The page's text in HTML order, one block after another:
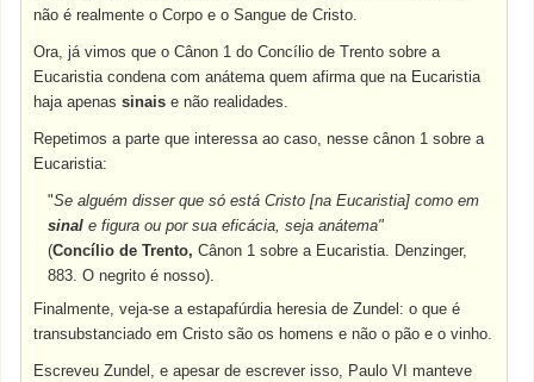
não é realmente o Corpo e o Sangue de Cristo.
Ora, já vimos que o Cânon 1 do Concílio de Trento sobre a
Eucaristia condena com anátema quem afirma que na Eucaristia
haja apenassinais e não realidades.
Repetimos a parte que interessa ao caso, nesse cânon 1 sobre a
Eucaristia:
"Se alguém disser que só está Cristo [na Eucaristia] como em
sinal e figura ou por sua eficácia, seja anátema"
(Concílio de Trento,Cânon 1 sobre a Eucaristia. Denzinger,
883. O negrito é nosso).
Finalmente, veja-se a estapafúrdia heresia de Zundel: o que é
transubstanciado em Cristo são os homens e não o pão e o vinho.
Escreveu Zundel, e apesar de escrever isso, Paulo VI manteve